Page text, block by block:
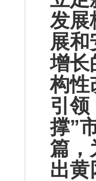
发展
展
增长
构性
引领
撑”
篇，
出黄